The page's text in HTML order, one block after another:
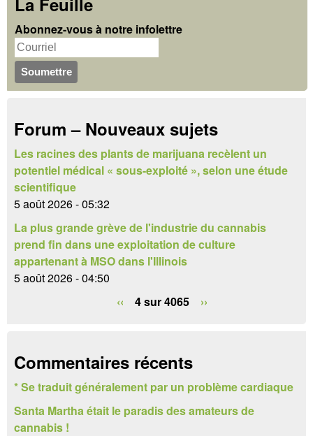
r
m
u
l
i
r
e
d
e
r
e
r
c
h
e
r
c
e
r
Abonnez-vous à notre infolettre
Forum – Nouveaux sujets
Les racines des plants de marijuana recèlent un
potentiel médical « sous-exploité », selon une étude
scientifique
5 août 2026 - 05:32
La plus grande grève de l'industrie du cannabis
prend fin dans une exploitation de culture
appartenant à MSO dans l'Illinois
5 août 2026 - 04:50
‹‹
4 sur 4065 ››
Commentaires récents
* Se traduit généralement par un problème cardiaque
Santa Martha était le paradis des amateurs de
cannabis !